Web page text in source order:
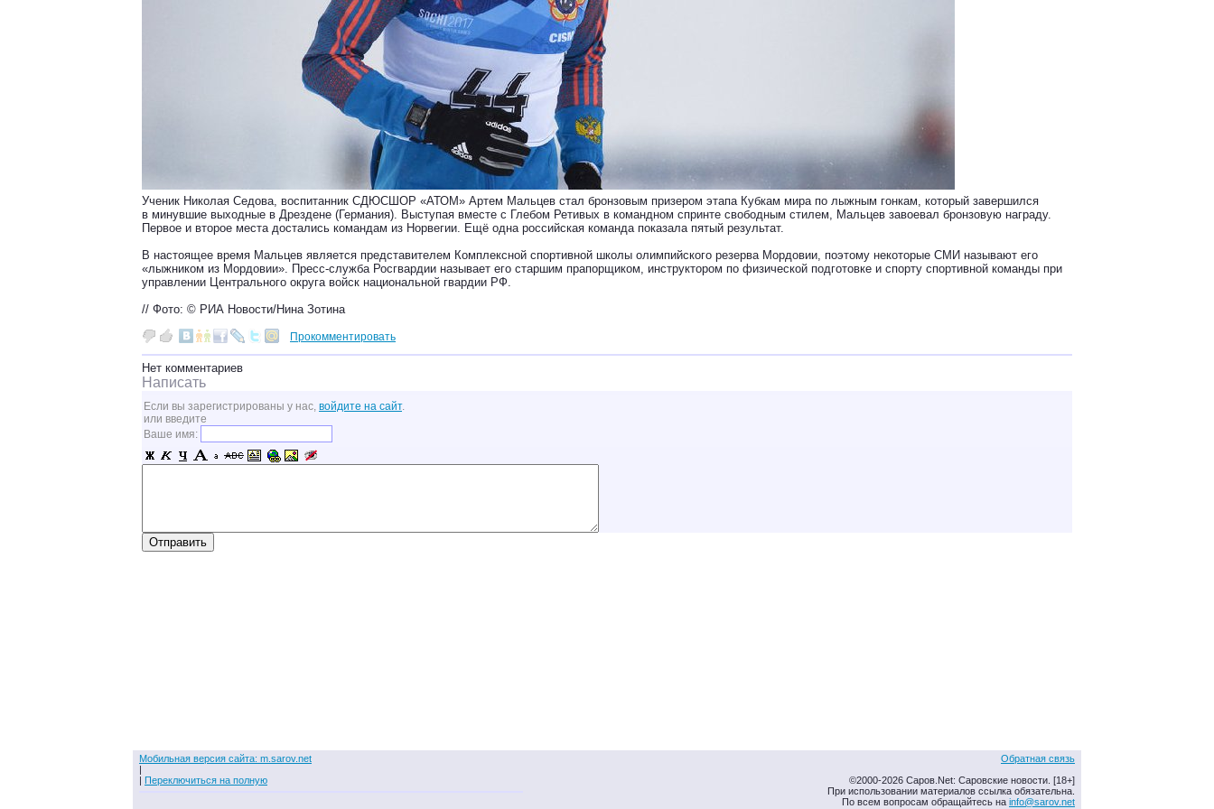
Ученик Николая Седова, воспитанник СДЮСШОР «АТОМ» Артем Мальцев стал бронзовым призером этапа Кубкам мира по лыжным гонкам, который завершился
в минувшие выходные в Дрездене (Германия). Выступая вместе с Глебом Ретивых в командном спринте свободным стилем, Мальцев завоевал бронзовую награду.
Первое и второе места достались командам из Норвегии. Ещё одна российская команда показала пятый результат.
В настоящее время Мальцев является представителем Комплексной спортивной школы олимпийского резерва Мордовии, поэтому некоторые СМИ называют его
«лыжником из Мордовии». Пресс-служба Росгвардии называет его старшим прапорщиком, инструктором по физической подготовке и спорту спортивной команды при
управлении Центрального округа войск национальной гвардии РФ.
// Фото: © РИА Новости/Нина Зотина
Прокомментировать
Нет комментариев
Написать
Если вы зарегистрированы у нас, войдите на сайт.
или введите
Ваше имя:
Мобильная версия сайта: m.sarov.net
|
| Переключиться на полную
Обратная связь
©2000-2026 Саров.Net: Саровские новости. [18+]
При использовании материалов ссылка обязательна.
По всем вопросам обращайтесь на info@sarov.net